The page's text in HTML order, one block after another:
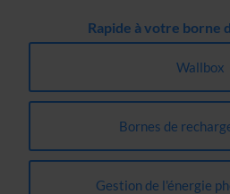
Rapide à votre borne
Wallbox
Bornes de
Gestion de l'énergie